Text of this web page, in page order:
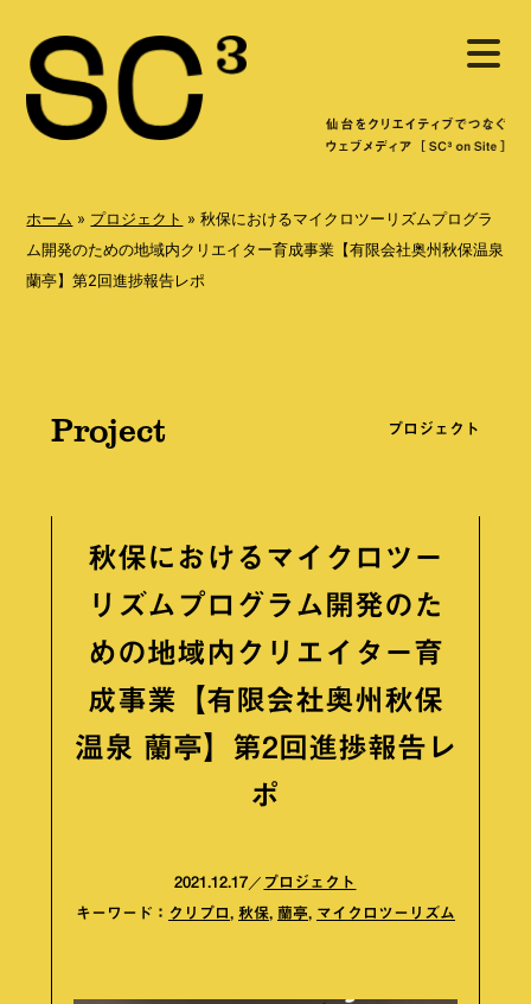
メ
ニ
を
開
く
ホーム » プロジェクト »秋保におけるマイクロツーリズムプログラ
ム開発のための地域内クリエイター育成事業【有限会社奥州秋保温泉
蘭亭】第2回進捗報告レポ
Project プロジェクト
秋保におけるマイクロツー
リズムプログラム開発のた
めの地域内クリエイター育
成事業【有限会社奥州秋保
温泉 蘭亭】第2回進捗報告レ
ポ
2021.12.17
プロジェクト
キーワード： クリプロ , 秋保, 蘭亭, マイクロツーリズム